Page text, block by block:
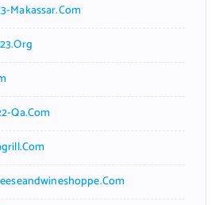
Makassar.com
Qa.com